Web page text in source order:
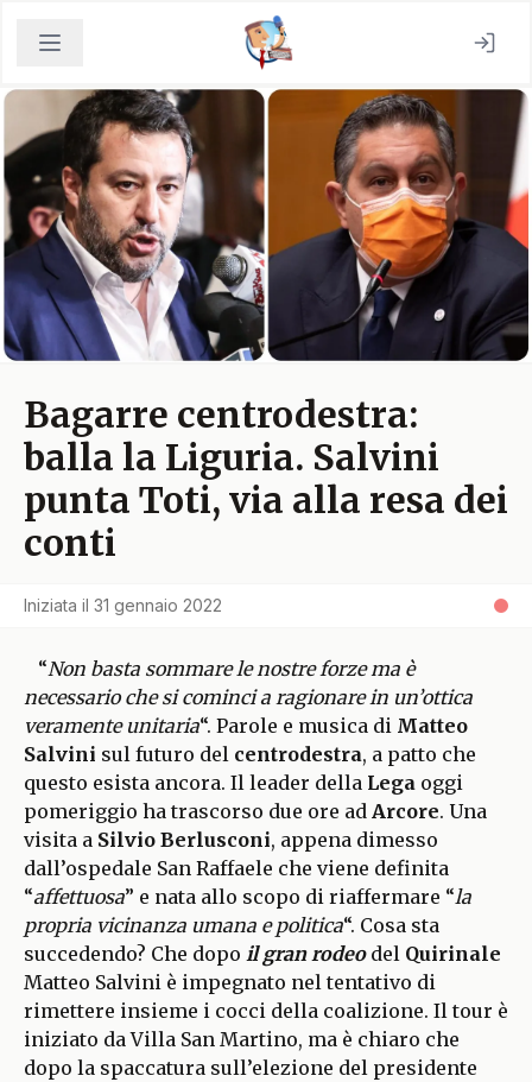
Bagarre centrodestra:
balla la Liguria. Salvini
punta Toti, via alla resa dei
conti
Iniziata il 31 gennaio 2022
“Non basta sommare le nostre forze ma è
necessario che si cominci a ragionare in un’ottica
veramente unitaria“. Parole e musica di Matteo
Salvini sul futuro del centrodestra, a patto che
questo esista ancora. Il leader della Lega oggi
pomeriggio ha trascorso due ore ad Arcore. Una
visita a Silvio Berlusconi, appena dimesso
dall’ospedale San Raffaele che viene definita
“affettuosa” e nata allo scopo di riaffermare “la
propria vicinanza umana e politica“. Cosa sta
succedendo? Che dopo il gran rodeodel Quirinale
Matteo Salvini è impegnato nel tentativo di
rimettere insieme i cocci della coalizione. Il tour è
iniziato da Villa San Martino, ma è chiaro che
dopo la spaccatura sull’elezione del presidente